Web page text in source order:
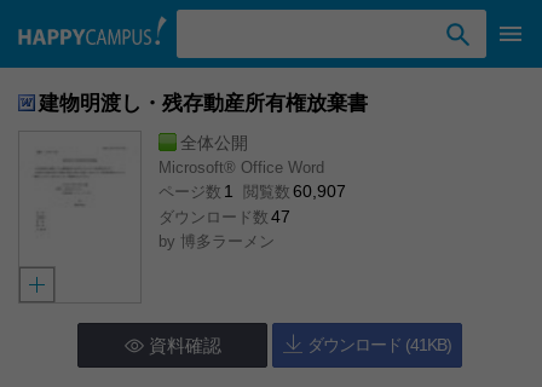
建物明渡し・残存動産所有権放棄書
全体公開
Microsoft® Office Word
ページ数 1 閲覧数 60,907
ダウンロード数 47
by 博多ラーメン
資料確認 ダウンロード (41KB)